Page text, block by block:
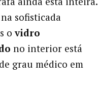
sofisticada
ovidro
no interior está
grau médico em